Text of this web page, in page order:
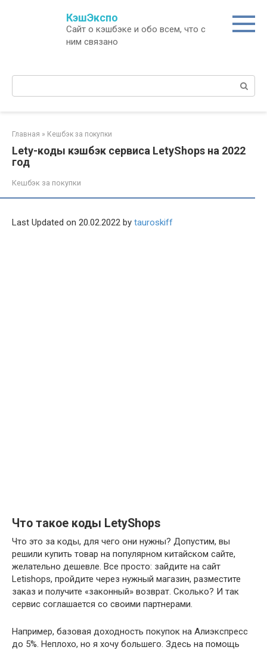
КэшЭкспо
Сайт о кэшбэке и обо всем, что с
ним связано
Поиск:
Главная » Кешбэк за покупки
Lety-коды кэшбэк сервиса LetyShops на 2022
год
Кешбэк за покупки
Last Updated on 20.02.2022 by tauroskiff
Что такое коды LetyShops
Что это за коды, для чего они нужны? Допустим, вы
решили купить товар на популярном китайском сайте,
желательно дешевле. Все просто: зайдите на сайт
Letishops, пройдите через нужный магазин, разместите
заказ и получите «законный» возврат. Сколько? И так
сервис соглашается со своими партнерами.
Например, базовая доходность покупок на Алиэкспресс
до 5%. Неплохо, но я хочу большего. Здесь на помощь